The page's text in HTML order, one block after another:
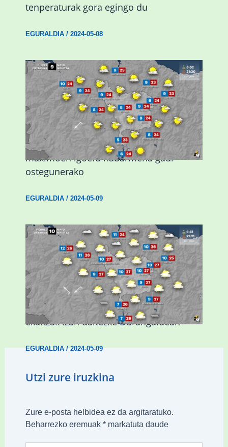
tenperaturak gora egingo du
EGURALDIA/ 2024-05-08
Giro eguzkitsua eta tenperatura
maximoen igoera nabarmena gaur
ostegunerako
EGURALDIA/ 2024-05-09
Asteburuan 25 gradu baino gehiago eta
ekaitzak izan daitezke Durangaldean
EGURALDIA/2024-05-09
Utzi zure iruzkina
Zure e-posta helbidea ez da argitaratuko.
Beharrezko eremuak *markatuta daude